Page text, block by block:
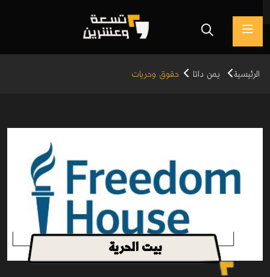
الرئيسية يمن داتا حقوق وحريات
بيت الحرية